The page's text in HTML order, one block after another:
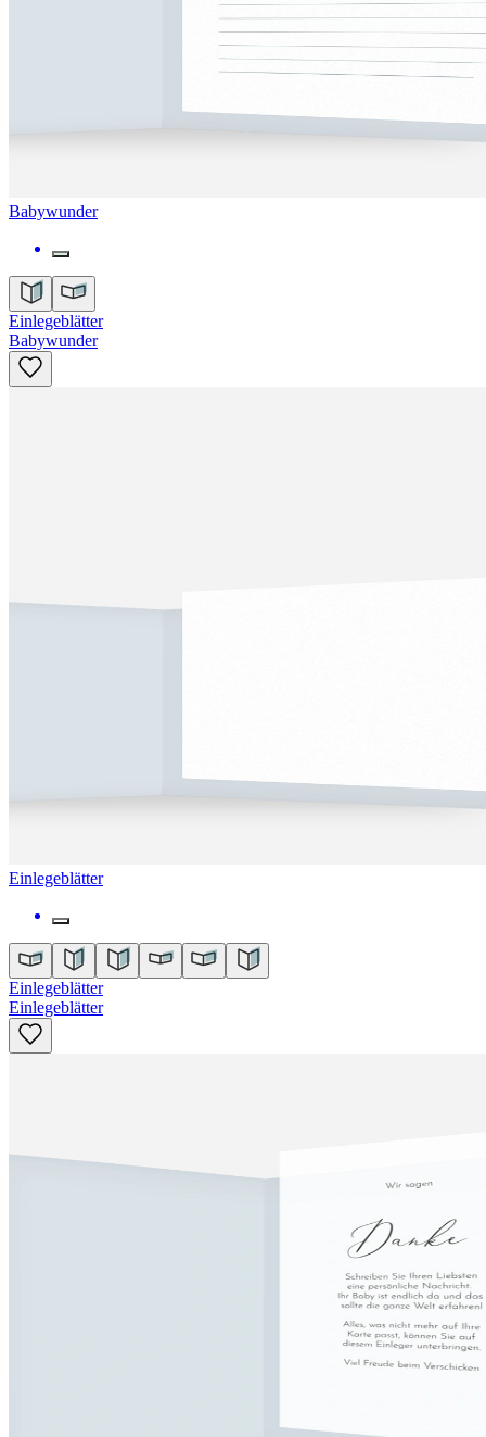
Babywunder
Einlegeblätter
Babywunder
Einlegeblätter
Einlegeblätter
Einlegeblätter